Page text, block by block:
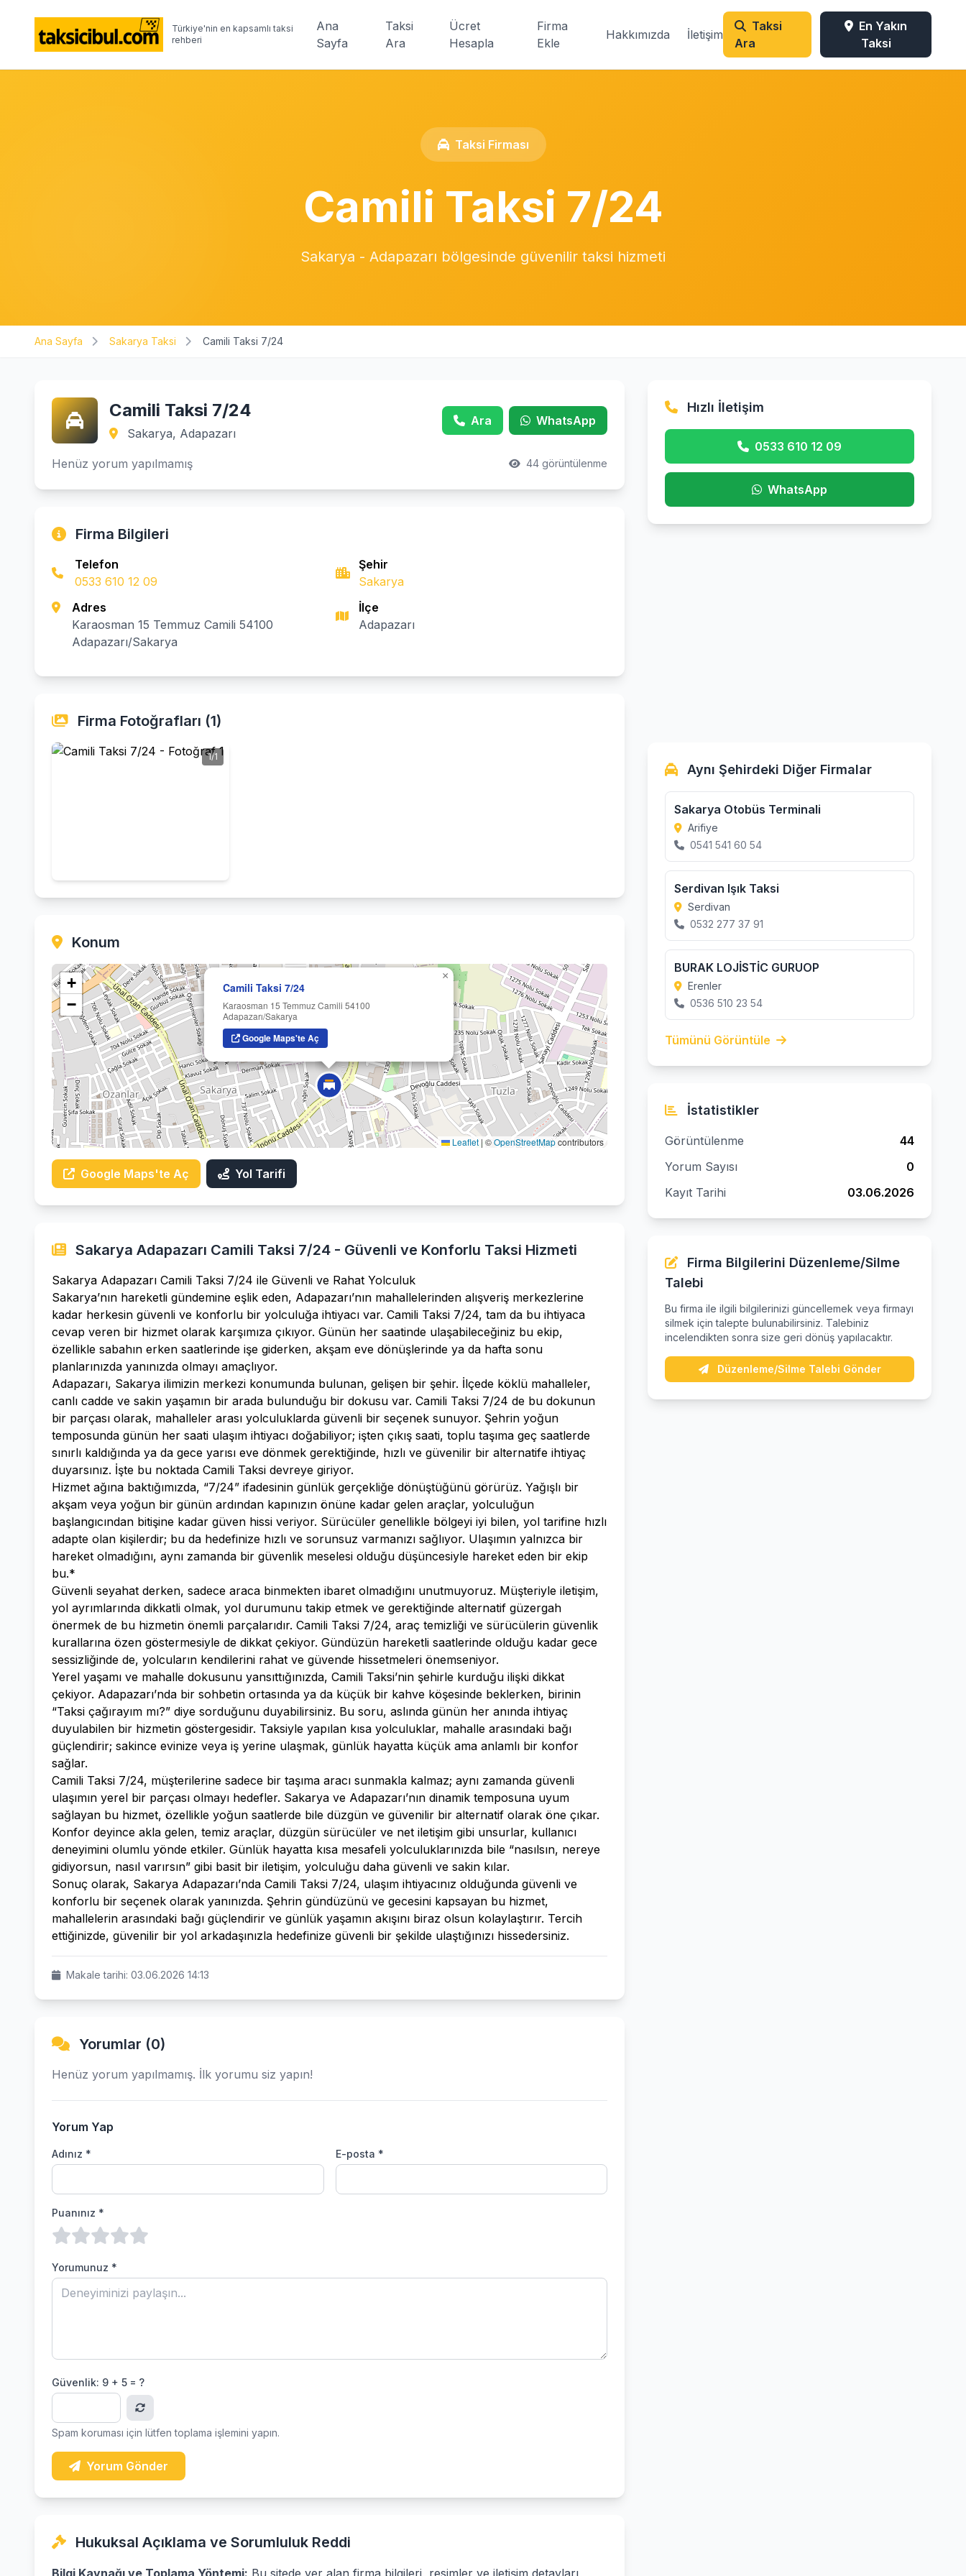
Türkiye'nin en kapsamlı taksi
rehberi
Ana
Sayfa
Taksi
Ara
Ücret
Hesapla
Firma
Ekle
Hakkımızda İletişim
Taksi
Ara
En Yakın
Taksi
Taksi Firması
Camili Taksi 7/24
Sakarya - Adapazarı bölgesinde güvenilir taksi hizmeti
Ana Sayfa Sakarya Taksi Camili Taksi 7/24
Camili Taksi 7/24
Sakarya, Adapazarı
Ara WhatsApp
Henüz yorum yapılmamış 44 görüntülenme
Firma Bilgileri
Telefon
0533 610 12 09
Adres
Karaosman 15 Temmuz Camili 54100
Adapazarı/Sakarya
Şehir
Sakarya
İlçe
Adapazarı
Firma Fotoğrafları (1)
1/1
Konum
Camili Taksi 7/24
Karaosman 15 Temmuz Camili 54100
Adapazarı/Sakarya
Google Maps'te Aç
×
+
−
Leaflet | ©OpenStreetMapcontributors
Google Maps'te Aç Yol Tarifi
Sakarya Adapazarı Camili Taksi 7/24 - Güvenli ve Konforlu Taksi Hizmeti
Sakarya Adapazarı Camili Taksi 7/24 ile Güvenli ve Rahat Yolculuk
Sakarya’nın hareketli gündemine eşlik eden, Adapazarı’nın mahallelerinden alışveriş merkezlerine
kadar herkesin güvenli ve konforlu bir yolculuğa ihtiyacı var. Camili Taksi 7/24, tam da bu ihtiyaca
cevap veren bir hizmet olarak karşımıza çıkıyor. Günün her saatinde ulaşabileceğiniz bu ekip,
özellikle sabahın erken saatlerinde işe giderken, akşam eve dönüşlerinde ya da hafta sonu
planlarınızda yanınızda olmayı amaçlıyor.
Adapazarı, Sakarya ilimizin merkezi konumunda bulunan, gelişen bir şehir. İlçede köklü mahalleler,
canlı cadde ve sakin yaşamın bir arada bulunduğu bir dokusu var. Camili Taksi 7/24 de bu dokunun
bir parçası olarak, mahalleler arası yolculuklarda güvenli bir seçenek sunuyor. Şehrin yoğun
temposunda günün her saati ulaşım ihtiyacı doğabiliyor; işten çıkış saati, toplu taşıma geç saatlerde
sınırlı kaldığında ya da gece yarısı eve dönmek gerektiğinde, hızlı ve güvenilir bir alternatife ihtiyaç
duyarsınız. İşte bu noktada Camili Taksi devreye giriyor.
Hizmet ağına baktığımızda, “7/24” ifadesinin günlük gerçekliğe dönüştüğünü görürüz. Yağışlı bir
akşam veya yoğun bir günün ardından kapınızın önüne kadar gelen araçlar, yolculuğun
başlangıcından bitişine kadar güven hissi veriyor. Sürücüler genellikle bölgeyi iyi bilen, yol tarifine hızlı
adapte olan kişilerdir; bu da hedefinize hızlı ve sorunsuz varmanızı sağlıyor. Ulaşımın yalnızca bir
hareket olmadığını, aynı zamanda bir güvenlik meselesi olduğu düşüncesiyle hareket eden bir ekip
bu.*
Güvenli seyahat derken, sadece araca binmekten ibaret olmadığını unutmuyoruz. Müşteriyle iletişim,
yol ayrımlarında dikkatli olmak, yol durumunu takip etmek ve gerektiğinde alternatif güzergah
önermek de bu hizmetin önemli parçalarıdır. Camili Taksi 7/24, araç temizliği ve sürücülerin güvenlik
kurallarına özen göstermesiyle de dikkat çekiyor. Gündüzün hareketli saatlerinde olduğu kadar gece
sessizliğinde de, yolcuların kendilerini rahat ve güvende hissetmeleri önemseniyor.
Yerel yaşamı ve mahalle dokusunu yansıttığınızda, Camili Taksi’nin şehirle kurduğu ilişki dikkat
çekiyor. Adapazarı’nda bir sohbetin ortasında ya da küçük bir kahve köşesinde beklerken, birinin
“Taksi çağırayım mı?” diye sorduğunu duyabilirsiniz. Bu soru, aslında günün her anında ihtiyaç
duyulabilen bir hizmetin göstergesidir. Taksiyle yapılan kısa yolculuklar, mahalle arasındaki bağı
güçlendirir; sakince evinize veya iş yerine ulaşmak, günlük hayatta küçük ama anlamlı bir konfor
sağlar.
Camili Taksi 7/24, müşterilerine sadece bir taşıma aracı sunmakla kalmaz; aynı zamanda güvenli
ulaşımın yerel bir parçası olmayı hedefler. Sakarya ve Adapazarı’nın dinamik temposuna uyum
sağlayan bu hizmet, özellikle yoğun saatlerde bile düzgün ve güvenilir bir alternatif olarak öne çıkar.
Konfor deyince akla gelen, temiz araçlar, düzgün sürücüler ve net iletişim gibi unsurlar, kullanıcı
deneyimini olumlu yönde etkiler. Günlük hayatta kısa mesafeli yolculuklarınızda bile “nasılsın, nereye
gidiyorsun, nasıl varırsın” gibi basit bir iletişim, yolculuğu daha güvenli ve sakin kılar.
Sonuç olarak, Sakarya Adapazarı’nda Camili Taksi 7/24, ulaşım ihtiyacınız olduğunda güvenli ve
konforlu bir seçenek olarak yanınızda. Şehrin gündüzünü ve gecesini kapsayan bu hizmet,
mahallelerin arasındaki bağı güçlendirir ve günlük yaşamın akışını biraz olsun kolaylaştırır. Tercih
ettiğinizde, güvenilir bir yol arkadaşınızla hedefinize güvenli bir şekilde ulaştığınızı hissedersiniz.
Makale tarihi: 03.06.2026 14:13
Yorumlar (0)
Henüz yorum yapılmamış. İlk yorumu siz yapın!
Yorum Yap
Adınız * E-posta *
Puanınız *
Yorumunuz *
Güvenlik: 9 + 5 = ?
Spam koruması için lütfen toplama işlemini yapın.
Yorum Gönder
Hukuksal Açıklama ve Sorumluluk Reddi
Bilgi Kaynağı ve Toplama Yöntemi: Bu sitede yer alan firma bilgileri, resimler ve iletişim detayları
Hızlı İletişim
0533 610 12 09
WhatsApp
Aynı Şehirdeki Diğer Firmalar
Sakarya Otobüs Terminali
Arifiye
0541 541 60 54
Serdivan Işık Taksi
Serdivan
0532 277 37 91
BURAK LOJİSTİC GURUOP
Erenler
0536 510 23 54
Tümünü Görüntüle
İstatistikler
Görüntülenme
44
Yorum Sayısı
0
Kayıt Tarihi
03.06.2026
Firma Bilgilerini Düzenleme/Silme
Talebi
Bu firma ile ilgili bilgilerinizi güncellemek veya firmayı
silmek için talepte bulunabilirsiniz. Talebiniz
incelendikten sonra size geri dönüş yapılacaktır.
Düzenleme/Silme Talebi Gönder